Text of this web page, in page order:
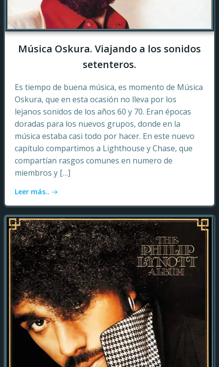
Música Oskura. Viajando a los sonidos
setenteros.
Es tiempo de buena música, es momento de Música
Oskura, que en esta ocasión no lleva por los
lejanos sonidos de los años 60 y 70. Eran épocas
doradas para los nuevos grupos, donde en la
música estaba casi todo por hacer. En este nuevo
capítulo compartimos a Lighthouse y Chase, que
compartían rasgos comunes en numero de
miembros y […]
Leer más..